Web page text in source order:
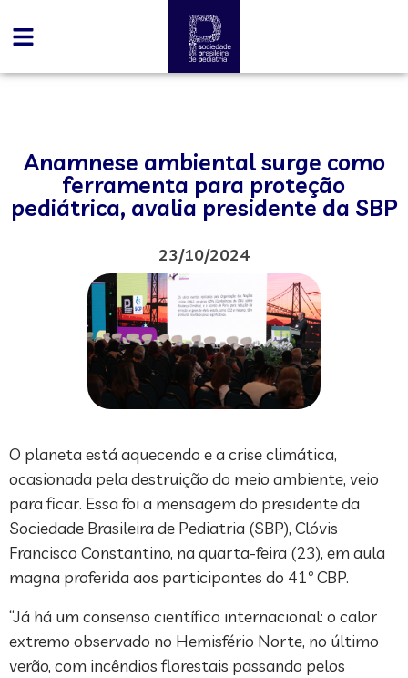
Anamnese ambiental surge como
ferramenta para proteção
pediátrica, avalia presidente da SBP
23/10/2024
O planeta está aquecendo e a crise climática,
ocasionada pela destruição do meio ambiente, veio
para ficar. Essa foi a mensagem do presidente da
Sociedade Brasileira de Pediatria (SBP), Clóvis
Francisco Constantino, na quarta-feira (23), em aula
magna proferida aos participantes do 41º CBP.
“Já há um consenso científico internacional: o calor
extremo observado no Hemisfério Norte, no último
verão, com incêndios florestais passando pelos